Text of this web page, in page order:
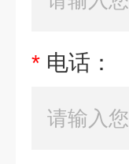
* 电话：